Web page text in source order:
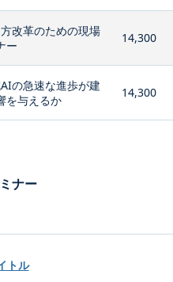
改革のための現場
ー
14,300
の急速な進歩が建
を与えるか
14,300
ナー
トル